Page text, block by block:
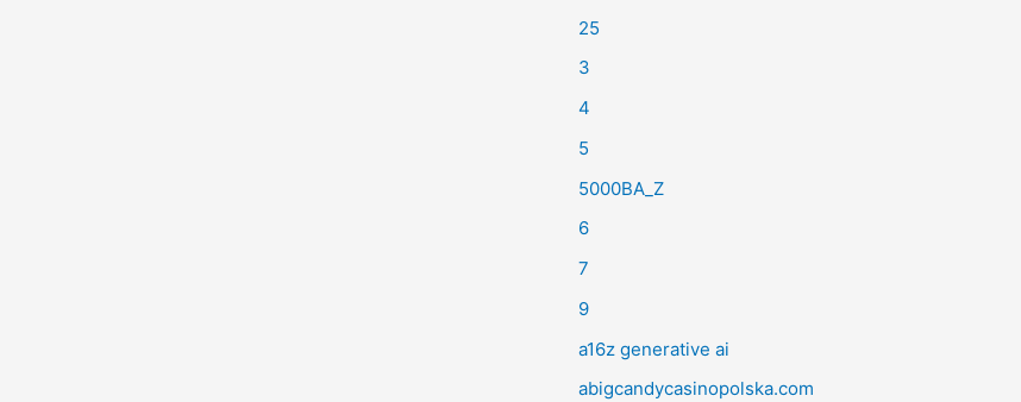
25
3
4
5
5000BA_Z
6
7
9
a16z generative ai
abigcandycasinopolska.com